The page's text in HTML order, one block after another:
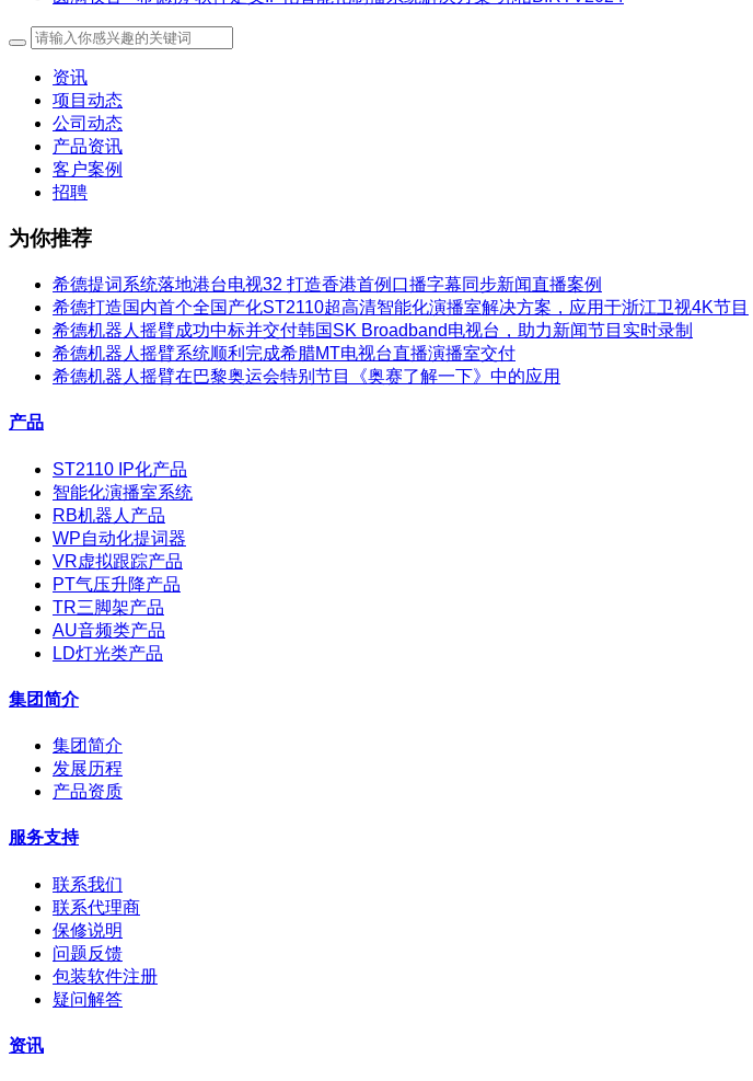
资讯
项目动态
公司动态
产品资讯
客户案例
招聘
为你推荐
希德提词系统落地港台电视32 打造香港首例口播字幕同步新闻直播案例
希德打造国内首个全国产化ST2110超高清智能化演播室解决方案，应用于浙江卫视4K节目
希德机器人摇臂成功中标并交付韩国SK Broadband电视台，助力新闻节目实时录制
希德机器人摇臂系统顺利完成希腊MT电视台直播演播室交付
希德机器人摇臂在巴黎奥运会特别节目《奥赛了解一下》中的应用
产品
ST2110 IP化产品
智能化演播室系统
RB机器人产品
WP自动化提词器
VR虚拟跟踪产品
PT气压升降产品
TR三脚架产品
AU音频类产品
LD灯光类产品
集团简介
集团简介
发展历程
产品资质
服务支持
联系我们
联系代理商
保修说明
问题反馈
包装软件注册
疑问解答
资讯